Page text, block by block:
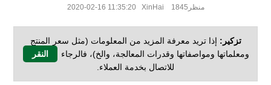
2020-02-16 11:35:20 XinHai منظر1845
تزكير: إذا تريد معرفة المزيد من المعلومات (مثل سعر المنتج
ومعلماتها ومواصفاتها وقدرات المعالجة، والخ)، فالرجاء
النقر
للاتصال بخدمة العملاء.